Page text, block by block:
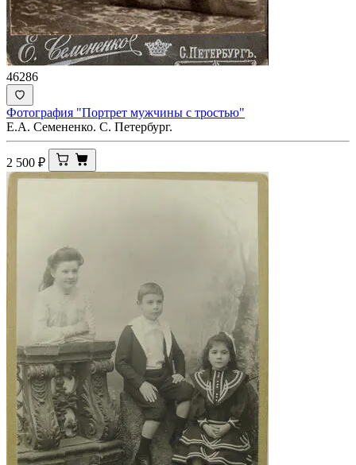
46286
Фотография "Портрет мужчины с тростью"
Е.А. Семененко. С. Петербург.
2 500 ₽